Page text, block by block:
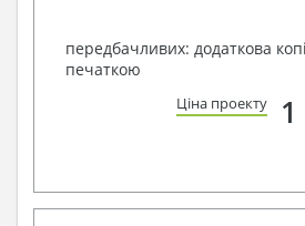
передбачливих: додаткова
печаткою
Ціна проекту